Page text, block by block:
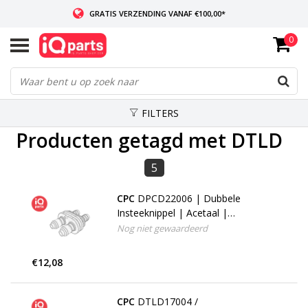
GRATIS VERZENDING VANAF €100,00*
INDIEN VOORRADIG: VOOR 14:00 BESTELD, ZELFDE DAG VERZONDEN
WERELDWIJDE LEVERING
0
FILTERS
Producten getagd met DTLD
5
CPC DPCD22006 | Dubbele
Insteeknippel | Acetaal |
slangpilaar 6,4 - 9,5 mm
Nog niet gewaardeerd
€12,08
CPC DTLD17004 /